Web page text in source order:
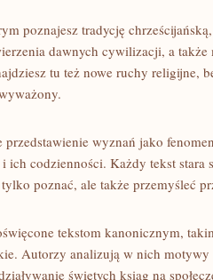
poznajesz tradycję
dawnych cywilizacji, a także
tu też nowe ruchy religijne,
wyznań jako
ich codzienności. Każdy tekst stara
poznać, ale także przemyśleć
tekstom kanonicznym,
Autorzy analizują w nich motywy
świętych ksiąg na